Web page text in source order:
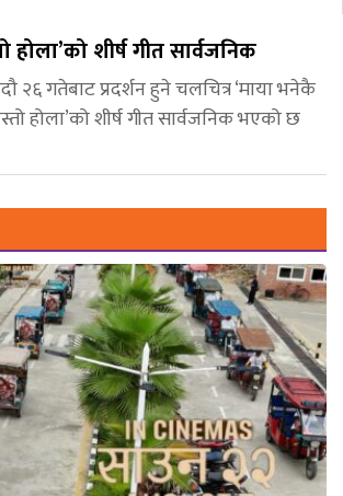
होला’को शीर्ष गीत सार्वजनिक
२६ गतेबाट प्रदर्शन हुने चलचित्र ‘माया भनेकै
होला’को शीर्ष गीत सार्वजनिक भएको छ